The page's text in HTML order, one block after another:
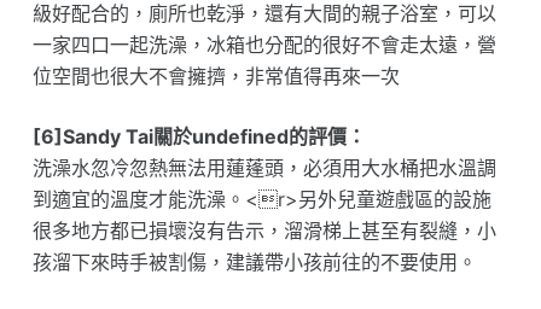
級好配合的，廁所也乾淨，還有大間的親子浴室，可以
一家四口一起洗澡，冰箱也分配的很好不會走太遠，營
位空間也很大不會擁擠，非常值得再來一次
[6]Sandy Tai關於undefined的評價：
洗澡水忽冷忽熱無法用蓮蓬頭，必須用大水桶把水溫調
到適宜的溫度才能洗澡。<r>另外兒童遊戲區的設施
很多地方都已損壞沒有告示，溜滑梯上甚至有裂縫，小
孩溜下來時手被割傷，建議帶小孩前往的不要使用。